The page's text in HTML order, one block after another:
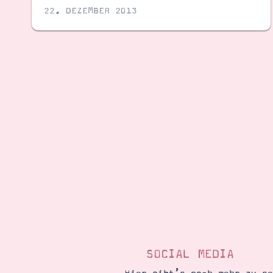
22. DEZEMBER 2013
SOCIAL MEDIA